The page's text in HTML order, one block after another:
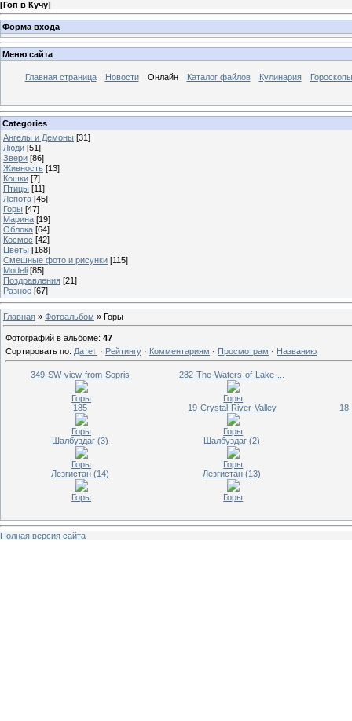
[Гоп в Кучу]
Форма входа
Меню сайта
Главная страница Новости Онлайн Каталог файлов Кулинария Гороскопы
Categories
Ангелы и Демоны [31]
Люди [51]
Звери [86]
Живность [13]
Кошки [7]
Птицы [11]
Лепота [45]
Горы [47]
Марина [19]
Облока [64]
Космос [42]
Цветы [168]
Смешные фото и рисунки [115]
Modeli [85]
Поздравления [21]
Разное [67]
Главная » Фотоальбом » Горы
Фотографий в альбоме: 47
Сортировать по: Дате · Рейтингу · Комментариям · Просмотрам · Названию
349-SW-view-from-Sopris
Горы
282-The-Waters-of-Lake-...
Горы
185
Горы
19-Crystal-River-Valley
Горы
Шалбуздаг (3)
Горы
Шалбуздаг (2)
Горы
Лезгистан (14)
Горы
Лезгистан (13)
Горы
Полная версия сайта